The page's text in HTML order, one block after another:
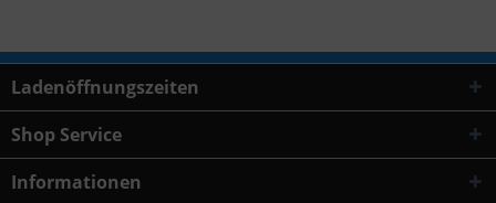
Ladenöffnungszeiten
Shop Service
Informationen